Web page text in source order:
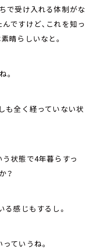
で受け入れる体制がな
ですけど、これを知っ
晴らしいなと。
。
も全く経っていない状
状態で4年暮らすっ
？
る感じもするし。
ていうね。